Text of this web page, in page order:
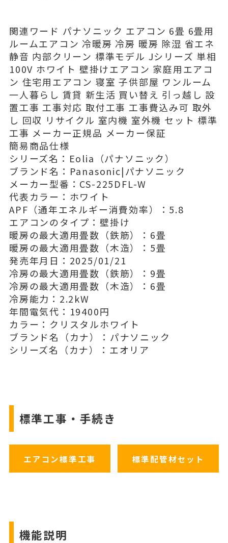
関連ワード パナソニック エアコン 6畳 6畳用
ルームエアコン 冷暖房 冷房 暖房 除湿 省エネ
静音 内部クリーン 標準モデル Jシリーズ 単相
100V ホワイト 壁掛けエアコン 家庭用エアコ
ン 住宅用エアコン 寝室 子供部屋 ワンルーム
一人暮らし 賃貸 新生活 買い替え 引っ越し 設
置工事 工事対応 取付工事 工事費込み可 取外
し 回収 リサイクル 室内機 室外機 セット 標準
工事 メーカー正規品 メーカー保証
簡易商品仕様
シリーズ名：Eolia（パナソニック）
ブランド名：Panasonic|パナソニック
メーカー型番：CS-225DFL-W
代表カラー：ホワイト
APF（通年エネルギー消費効率）：5.8
エアコンのタイプ：壁掛け
暖房の最大適用畳数（鉄筋）：6畳
暖房の最大適用畳数（木造）：5畳
発売年月日：2025/01/21
冷房の最大適用畳数（鉄筋）：9畳
冷房の最大適用畳数（木造）：6畳
冷房能力：2.2kW
年間電気代：19400円
カラー：クリスタルホワイト
ブランド名（カナ）：パナソニック
シリーズ名（カナ）：エオリア
標準工事・手続き
エアコン標準工事 標準配管材セット
機能説明